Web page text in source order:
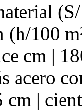
(h/100
cm |
acero
cm |